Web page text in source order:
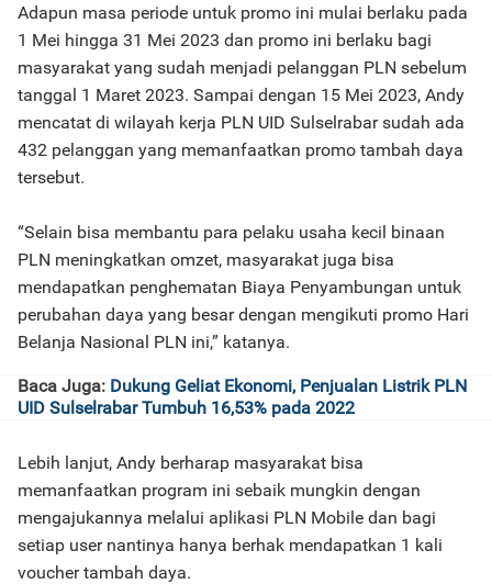
Adapun masa periode untuk promo ini mulai berlaku pada
1 Mei hingga 31 Mei 2023 dan promo ini berlaku bagi
masyarakat yang sudah menjadi pelanggan PLN sebelum
tanggal 1 Maret 2023. Sampai dengan 15 Mei 2023, Andy
mencatat di wilayah kerja PLN UID Sulselrabar sudah ada
432 pelanggan yang memanfaatkan promo tambah daya
tersebut.
“Selain bisa membantu para pelaku usaha kecil binaan
PLN meningkatkan omzet, masyarakat juga bisa
mendapatkan penghematan Biaya Penyambungan untuk
perubahan daya yang besar dengan mengikuti promo Hari
Belanja Nasional PLN ini,” katanya.
Baca Juga: Dukung Geliat Ekonomi, Penjualan Listrik PLN
UID Sulselrabar Tumbuh 16,53% pada 2022
Lebih lanjut, Andy berharap masyarakat bisa
memanfaatkan program ini sebaik mungkin dengan
mengajukannya melalui aplikasi PLN Mobile dan bagi
setiap user nantinya hanya berhak mendapatkan 1 kali
voucher tambah daya.